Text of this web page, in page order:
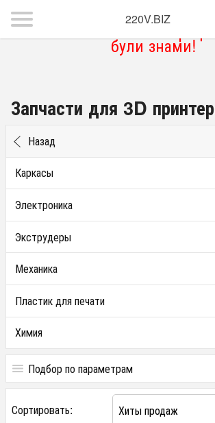
Магазин тимчасово не
були знами!
220V.BIZ
Запчасти для 3D
Назад
Каркасы
Электроника
Экструдеры
Механика
Пластик для печати
Химия
Подбор по параметрам
Цена
от до
Сортировать: